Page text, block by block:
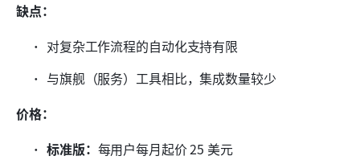
缺点：
对复杂工作流程的自动化支持有限
与旗舰（服务）工具相比，集成数量较少
价格：
标准版： 每用户每月起价 25 美元